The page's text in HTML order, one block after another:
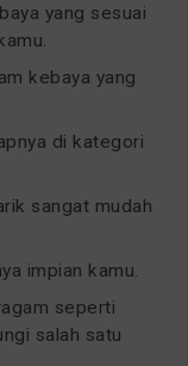
yang sesuai
kebaya yang
di kategori
sangat mudah
impian kamu.
seperti
salah satu